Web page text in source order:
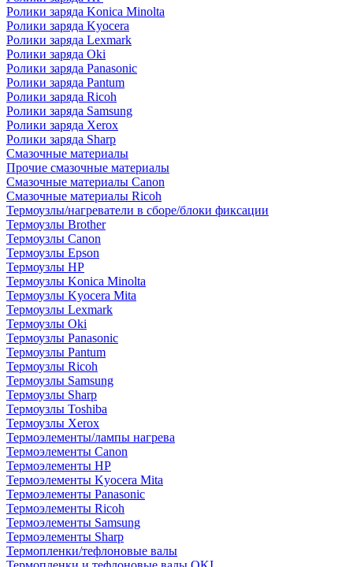
Ролики заряда Konica Minolta
Ролики заряда Kyocera
Ролики заряда Lexmark
Ролики заряда Oki
Ролики заряда Panasonic
Ролики заряда Pantum
Ролики заряда Ricoh
Ролики заряда Samsung
Ролики заряда Xerox
Ролики заряда Sharp
Смазочные материалы
Прочие смазочные материалы
Смазочные материалы Canon
Смазочные материалы Ricoh
Термоузлы/нагреватели в сборе/блоки фиксации
Термоузлы Brother
Термоузлы Canon
Термоузлы Epson
Термоузлы HP
Термоузлы Konica Minolta
Термоузлы Kyocera Mita
Термоузлы Lexmark
Термоузлы Oki
Термоузлы Panasonic
Термоузлы Pantum
Термоузлы Ricoh
Термоузлы Samsung
Термоузлы Sharp
Термоузлы Toshiba
Термоузлы Xerox
Термоэлементы/лампы нагрева
Термоэлементы Canon
Термоэлементы HP
Термоэлементы Kyocera Mita
Термоэлементы Panasonic
Термоэлементы Ricoh
Термоэлементы Samsung
Термоэлементы Sharp
Термопленки/тефлоновые валы